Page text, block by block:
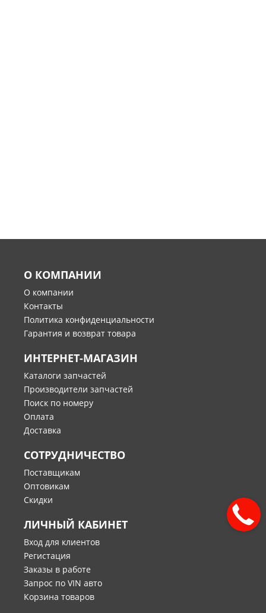
О КОМПАНИИ
О компании
Контакты
Политика конфиденциальности
Гарантия и возврат товара
ИНТЕРНЕТ-МАГАЗИН
Каталоги запчастей
Производители запчастей
Поиск по номеру
Оплата
Доставка
СОТРУДНИЧЕСТВО
Поставщикам
Оптовикам
Скидки
ЛИЧНЫЙ КАБИНЕТ
Вход для клиентов
Регистация
Заказы в работе
Запрос по VIN авто
Корзина товаров